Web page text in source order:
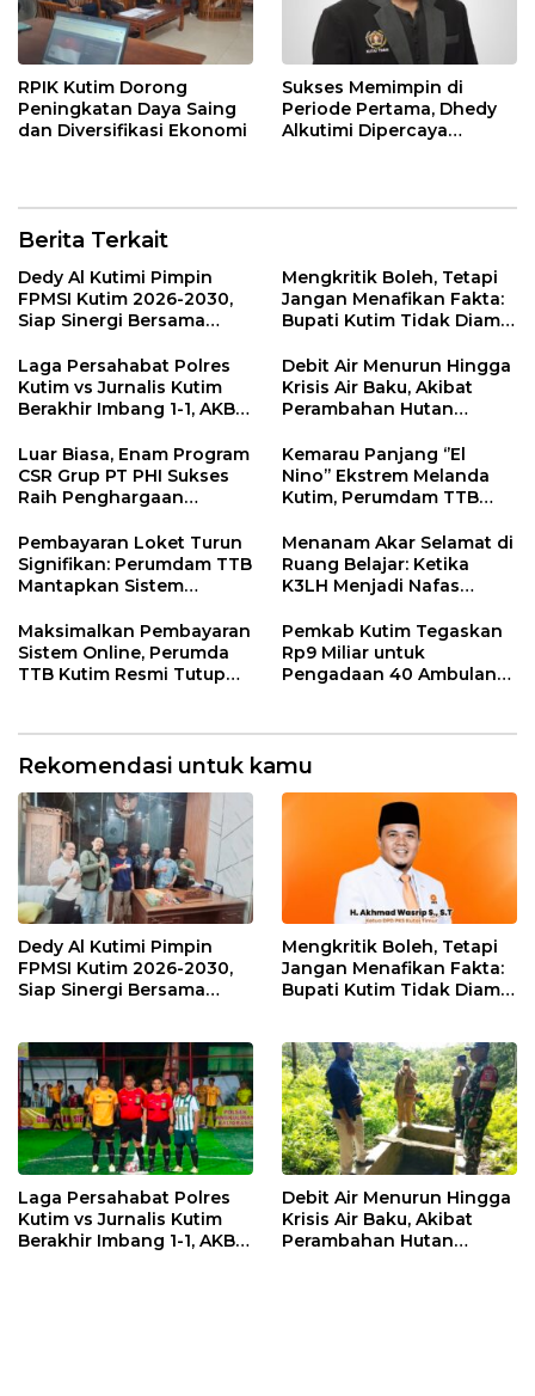
RPIK Kutim Dorong
Peningkatan Daya Saing
dan Diversifikasi Ekonomi
Sukses Memimpin di
Periode Pertama, Dhedy
Alkutimi Dipercaya
Berita Terkait
Dedy Al Kutimi Pimpin
FPMSI Kutim 2026-2030,
Siap Sinergi Bersama
Mengkritik Boleh, Tetapi
Jangan Menafikan Fakta:
Bupati Kutim Tidak Diam
Laga Persahabat Polres
Kutim vs Jurnalis Kutim
Berakhir Imbang 1-1, AKBP
Momentum
Menyemarakkan HUT ke-
80 Bhayangkara
Debit Air Menurun Hingga
Krisis Air Baku, Akibat
Perambahan Hutan
Luar Biasa, Enam Program
CSR Grup PT PHI Sukses
Raih Penghargaan
Kemarau Panjang ‘’El
Nino’’ Ekstrem Melanda
Kutim, Perumdam TTB
Pembayaran Loket Turun
Signifikan: Perumdam TTB
Mantapkan Sistem
Menanam Akar Selamat di
Ruang Belajar: Ketika
K3LH Menjadi Nafas
Praktik Siswa
Maksimalkan Pembayaran
Sistem Online, Perumda
TTB Kutim Resmi Tutup
Pemkab Kutim Tegaskan
Rp9 Miliar untuk
Pengadaan 40 Ambulans,
Rekomendasi untuk kamu
Dedy Al Kutimi Pimpin
FPMSI Kutim 2026-2030,
Siap Sinergi Bersama
Mengkritik Boleh, Tetapi
Jangan Menafikan Fakta:
Bupati Kutim Tidak Diam
Laga Persahabat Polres
Kutim vs Jurnalis Kutim
Berakhir Imbang 1-1, AKBP
Debit Air Menurun Hingga
Krisis Air Baku, Akibat
Perambahan Hutan